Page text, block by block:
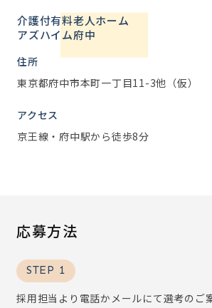
介護付有料老人ホーム
アズハイム府中
住所
東京都府中市本町一丁目11-3他（仮）
アクセス
京王線・府中駅から徒歩8分
応募方法
STEP 1
採用担当より電話かメールにて選考のご